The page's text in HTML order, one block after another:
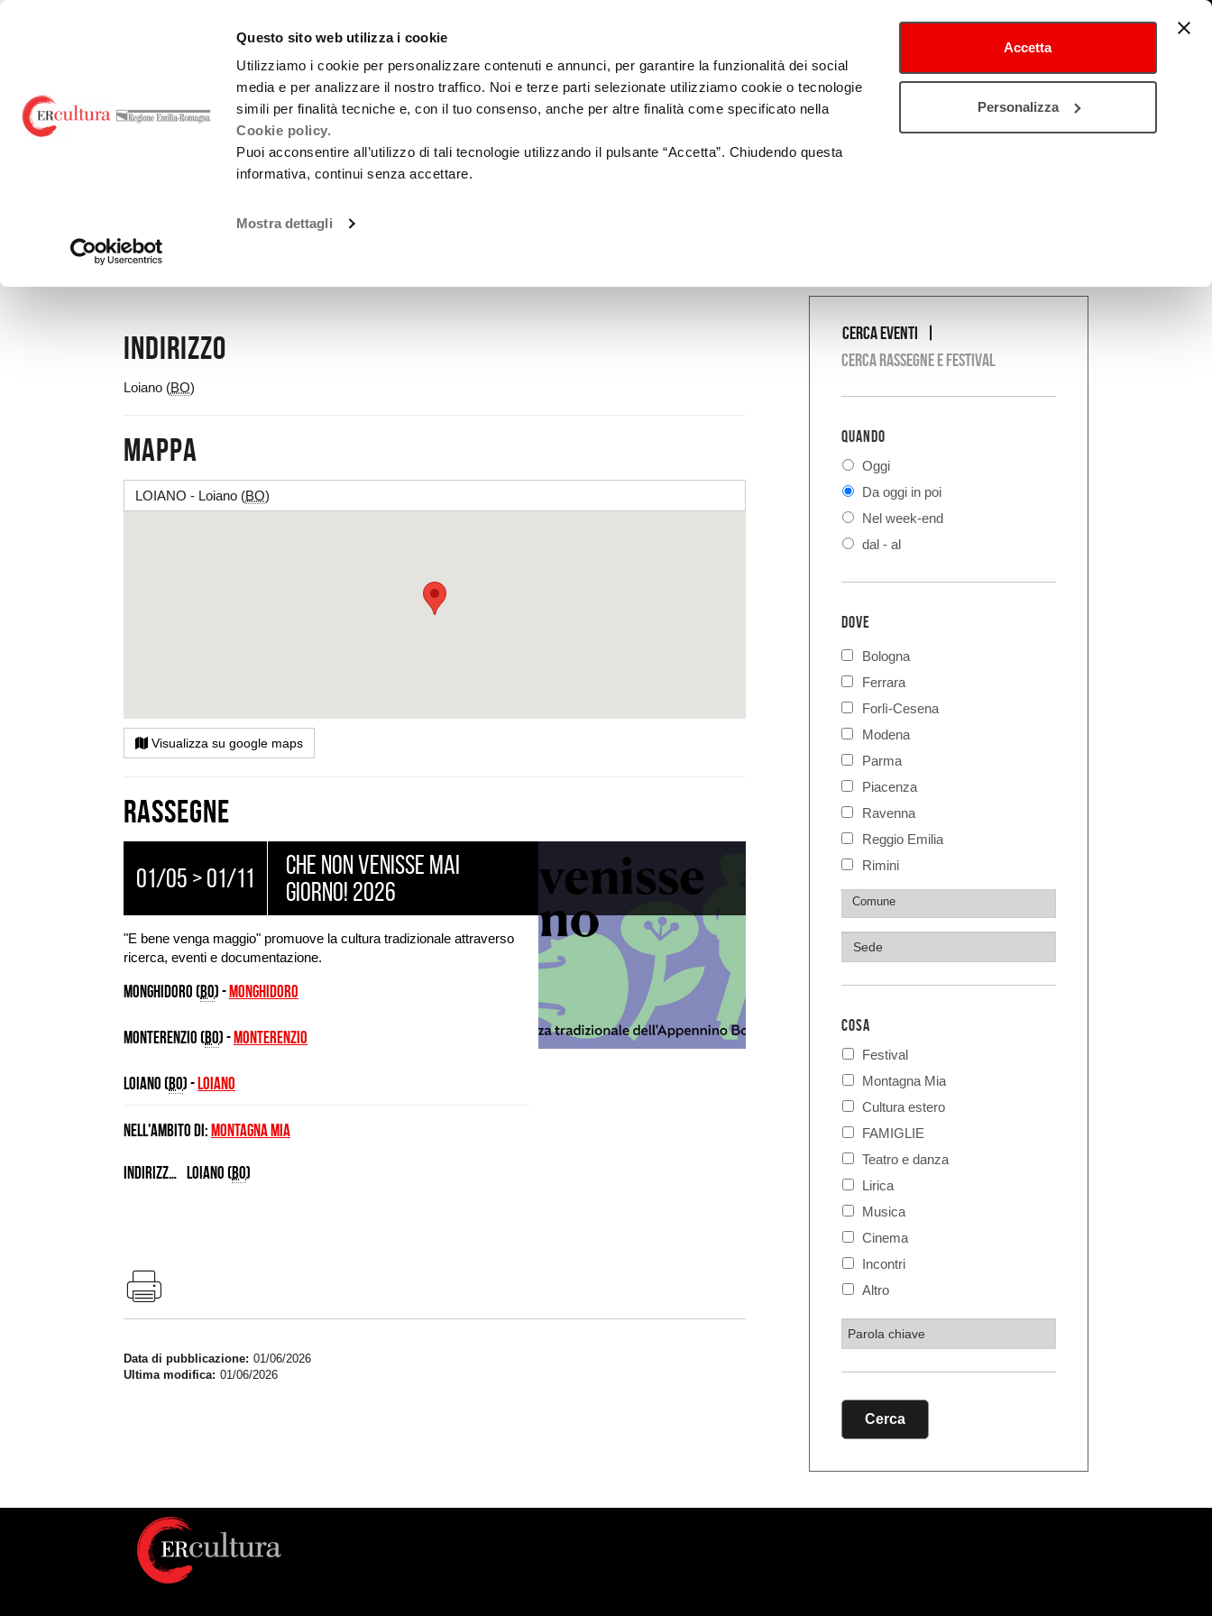
Questo sito web utilizza i cookie
Utilizziamo i cookie per personalizzare contenuti e annunci, per garantire la funzionalità dei social
media e per analizzare il nostro traffico. Noi e terze parti selezionate utilizziamo cookie o tecnologie
simili per finalità tecniche e, con il tuo consenso, anche per altre finalità come specificato nella
Cookie policy.
Puoi acconsentire all’utilizzo di tali tecnologie utilizzando il pulsante “Accetta”. Chiudendo questa
informativa, continui senza accettare.
Mostra dettagli
Accetta
Personalizza
Torna
Cerca
Salta
Salta
emiliaromagnacultura/cartellone
Teatro e danza Lirica Musica Cinema Festival Cultura estero
cura
Cultura
Paesaggio
LOIANO
Indirizzo
Loiano (BO)
Mappa
LOIANO - Loiano (BO)
Visualizza su google maps
Rassegne
01/05 > 01/11
Che non venisse mai
giorno! 2026
"E bene venga maggio" promuove la cultura tradizionale attraverso
ricerca, eventi e documentazione.
Monghidoro (BO) - Monghidoro
Monterenzio (BO) - MONTERENZIO
Loiano (BO) - LOIANO
Nell'ambito di: Montagna Mia
Indirizzo Loiano (BO)
Data di pubblicazione
01/06/2026
Ultima modifica
01/06/2026
COSA
Cerca eventi
Cerca rassegne e festival
QUANDO
Oggi
Da oggi in poi
Nel week-end
dal - al
DOVE
Bologna
Ferrara
Forlì-Cesena
Modena
Parma
Piacenza
Ravenna
Reggio Emilia
Rimini
COSA
Festival
Montagna Mia
Cultura estero
FAMIGLIE
Teatro e danza
Lirica
Musica
Cinema
Incontri
Altro
Cerca